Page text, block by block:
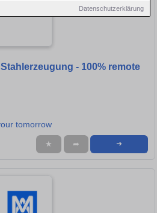
Datenschutzerklärung
- 100% remote
tomorrow
★ ➦ ➜